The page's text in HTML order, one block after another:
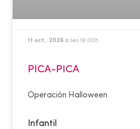
11 oct.. 2026 a les 19:00h.
PICA-PICA
Operación Halloween
Infantil